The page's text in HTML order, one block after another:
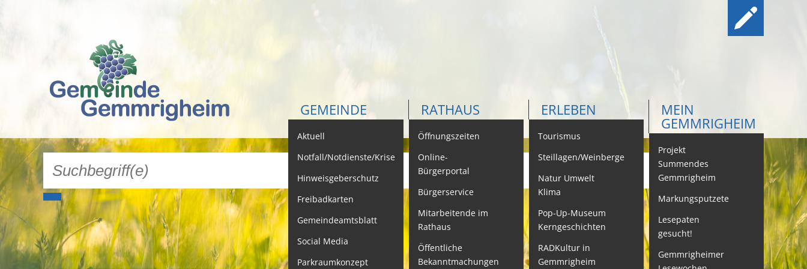
GEMEINDE
Aktuell
Notfall/Notdienste/Krise
Hinweisgeberschutz
Freibadkarten
Gemeindeamtsblatt
Social Media
Parkraumkonzept
RATHAUS
Öffnungszeiten
Kontakt
Online-
Bürgerportal
Bürgerservice
Behördenwegweiser
Lebenslagen
Leistungen -
Service BW
Mitarbeitende im
Rathaus
Öffentliche
Bekanntmachungen
ERLEBEN
Tourismus
Steillagen/Weinberge
Natur Umwelt
Klima
Pop-Up-Museum
Kerngeschichten
RADKultur in
Gemmrigheim
MEIN
GEMMRIGHEIM
Projekt
Summendes
Gemmrigheim
Markungsputzete
Lesepaten
gesucht!
Gemmrigheimer